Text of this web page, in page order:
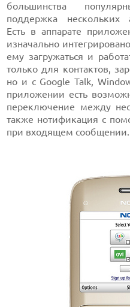
большинства
поддержка нескольких
Есть в аппарате
изначально
ему загружаться и
только для контактов,
но и с Google Talk,
приложении есть
переключение между
также нотификация с
при входящем сообщении.